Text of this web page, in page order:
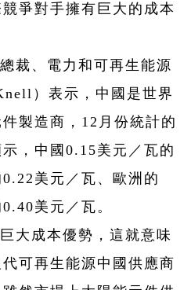
爭對手擁有巨大的成本
裁、電力和可再生能源
）表示，中國是世界
製造商，12月份統計的
，中國0.15美元／瓦的
美元／瓦、歐洲的
美元／瓦。
大成本優勢，這就意味
可再生能源中國供應商